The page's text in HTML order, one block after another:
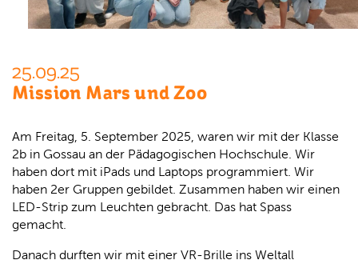
25.09.25
Mission Mars und Zoo
Am Freitag, 5. September 2025, waren wir mit der Klasse
2b in Gossau an der Pädagogischen Hochschule. Wir
haben dort mit iPads und Laptops programmiert. Wir
haben 2er Gruppen gebildet. Zusammen haben wir einen
LED-Strip zum Leuchten gebracht. Das hat Spass
gemacht.
Danach durften wir mit einer VR-Brille ins Weltall